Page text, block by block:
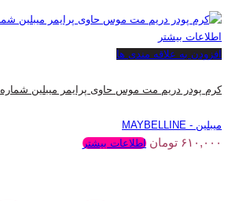
اطلاعات بیشتر
افزودن به علاقه مندی ها
کرم پودر دریم مت موس حاوی پرایمر میبلین شماره 48 حجم 18میلی
میبلین - MAYBELLINE
۶۱۰,۰۰۰ تومان اطلاعات بیشتر